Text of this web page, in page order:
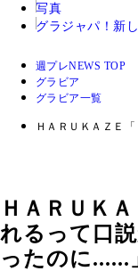
写真
グラジャパ！ 新
週プレNEWS TOP
グラビア
グラビア一覧
ＨＡＲＵＫＡＺＥ
ＨＡＲＵＫ
れるって口
ったのに......